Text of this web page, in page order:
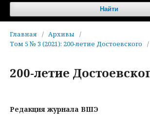
Найти
Главная / Архивы
/
Том 5 № 3 (2021): 200-летие Достоевского
/
200-летие
Редакция журнала ВШЭ